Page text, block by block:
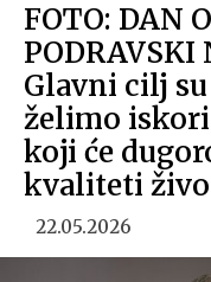
FOTO: DAN
Glavni cilj
želimo
koji će
kvaliteti
22.05.2026